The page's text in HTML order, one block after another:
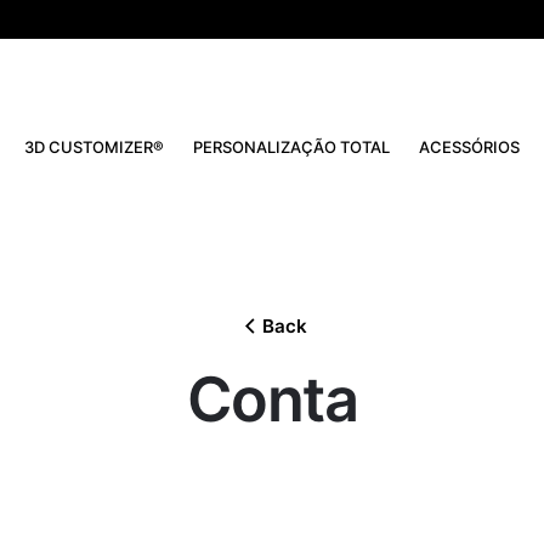
3D CUSTOMIZER® PERSONALIZAÇÃO TOTAL ACESSÓRIOS
Back
Conta